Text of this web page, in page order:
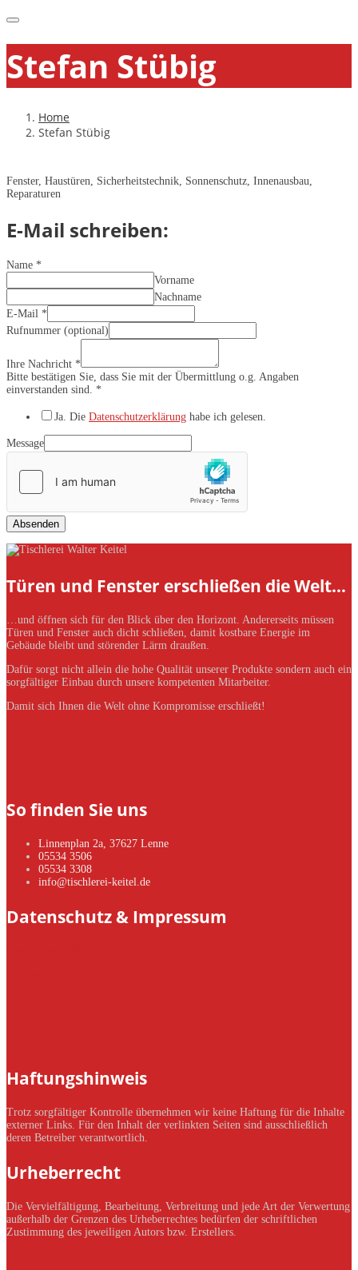
Stefan Stübig
Home
Stefan Stübig
Fenster, Haustüren, Sicherheitstechnik, Sonnenschutz, Innenausbau,
Reparaturen
E-Mail schreiben:
Name *
Vorname
Nachname
E-Mail *
Rufnummer (optional)
Ihre Nachricht *
Bitte bestätigen Sie, dass Sie mit der Übermittlung o.g. Angaben
einverstanden sind. *
Ja. Die Datenschutzerklärung habe ich gelesen.
Message
Absenden
Türen und Fenster erschließen die Welt…
…und öffnen sich für den Blick über den Horizont. Andererseits müssen
Türen und Fenster auch dicht schließen, damit kostbare Energie im
Gebäude bleibt und störender Lärm draußen.
Dafür sorgt nicht allein die hohe Qualität unserer Produkte sondern auch ein
sorgfältiger Einbau durch unsere kompetenten Mitarbeiter.
Damit sich Ihnen die Welt ohne Kompromisse erschließt!
So finden Sie uns
Linnenplan 2a, 37627 Lenne
05534 3506
05534 3308
info@tischlerei-keitel.de
Datenschutz & Impressum
Haftungshinweis
Trotz sorgfältiger Kontrolle übernehmen wir keine Haftung für die Inhalte
externer Links. Für den Inhalt der verlinkten Seiten sind ausschließlich
deren Betreiber verantwortlich.
Urheberrecht
Die Vervielfältigung, Bearbeitung, Verbreitung und jede Art der Verwertung
außerhalb der Grenzen des Urheberrechtes bedürfen der schriftlichen
Zustimmung des jeweiligen Autors bzw. Erstellers.